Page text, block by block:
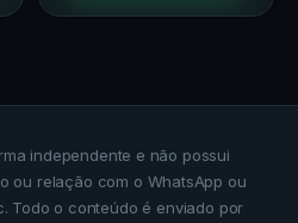
independente e não possui
ou relação com o WhatsApp ou
Todo o conteúdo é enviado por